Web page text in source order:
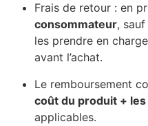
Frais de retour : en
consommateur,
les prendre en
avant l’achat.
Le remboursement
coût du produit +
applicables.